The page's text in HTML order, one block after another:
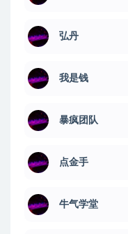
弘丹
我是钱
暴疯团队
点金手
牛气学堂